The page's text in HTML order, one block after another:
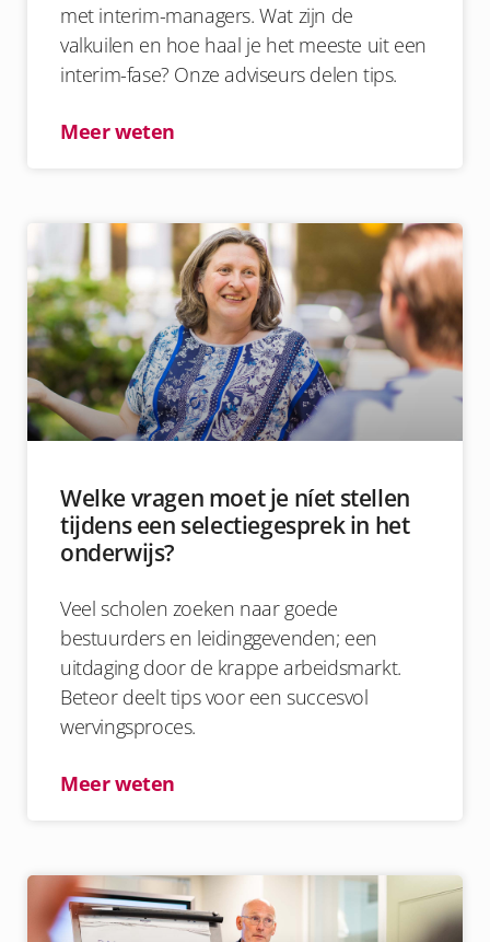
met interim-managers. Wat zijn de
valkuilen en hoe haal je het meeste uit een
interim-fase? Onze adviseurs delen tips.
Meer weten
Welke vragen moet je níet stellen
tijdens een selectiegesprek in het
onderwijs?
Veel scholen zoeken naar goede
bestuurders en leidinggevenden; een
uitdaging door de krappe arbeidsmarkt.
Beteor deelt tips voor een succesvol
wervingsproces.
Meer weten